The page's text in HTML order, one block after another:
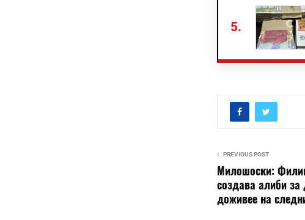
5.
PREVIOUS POST
Милошоски:
создава алиби за
доживее на